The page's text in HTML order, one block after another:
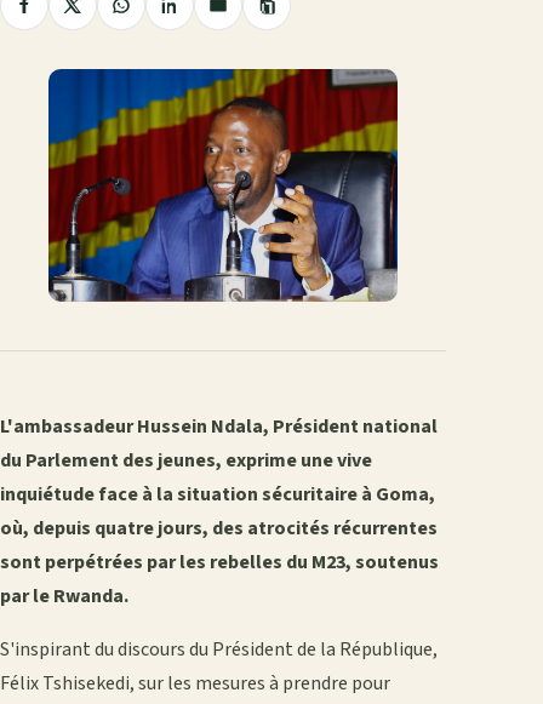
Partager
Facebook
PartagerPartager
WhatsApp
Partager
LinkedIn
Partager
e-
mail
Copier
le
L'ambassadeur Hussein Ndala, Président national
du Parlement des jeunes, exprime une vive
inquiétude face à la situation sécuritaire à Goma,
où, depuis quatre jours, des atrocités récurrentes
sont perpétrées par les rebelles du M23, soutenus
par le Rwanda.
S'inspirant du discours du Président de la République,
Félix Tshisekedi, sur les mesures à prendre pour